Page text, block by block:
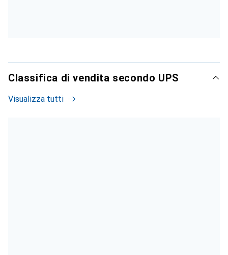
Classifica di vendita secondo UPS
Visualizza tutti